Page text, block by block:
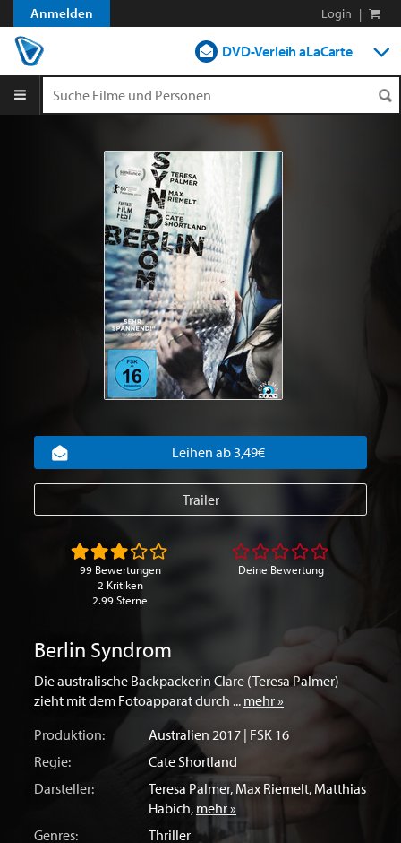
Anmelden Login |
DVD-Verleih aLaCarte
Blog
Berlin Syndrom
Die australische Backpackerin Clare (Teresa Palmer)
zieht mit dem Fotoapparat durch ... mehr »
Produktion:
Australien 2017 | FSK 16
Regie:
Cate Shortland
Darsteller:
Teresa Palmer, Max Riemelt, Matthias
Habich, mehr »
Genres:
Thriller
Leihen ab 3,49€
Trailer
99 Bewertungen
2 Kritiken
2.99 Sterne
Deine Bewertung